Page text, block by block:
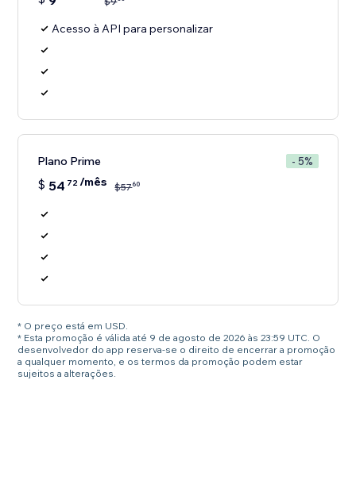
Acesso à API para personalizar
Plano Prime - 5%
$ 54 72/mês $5760
* O preço está em USD.
* Esta promoção é válida até 9 de agosto de 2026 às 23:59 UTC. O
desenvolvedor do app reserva-se o direito de encerrar a promoção
a qualquer momento, e os termos da promoção podem estar
sujeitos a alterações.